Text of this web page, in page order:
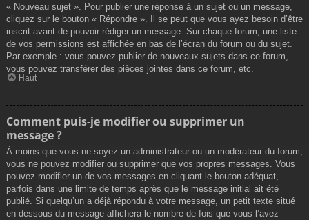
« Nouveau sujet ». Pour publier une réponse à un sujet ou un message,
cliquez sur le bouton « Répondre ». Il se peut que vous ayez besoin d’être
inscrit avant de pouvoir rédiger un message. Sur chaque forum, une liste
de vos permissions est affichée en bas de l’écran du forum ou du sujet.
Par exemple : vous pouvez publier de nouveaux sujets dans ce forum,
vous pouvez transférer des pièces jointes dans ce forum, etc.
Haut
Comment puis-je modifier ou supprimer un
message ?
À moins que vous ne soyez un administrateur ou un modérateur du forum,
vous ne pouvez modifier ou supprimer que vos propres messages. Vous
pouvez modifier un de vos messages en cliquant le bouton adéquat,
parfois dans une limite de temps après que le message initial ait été
publié. Si quelqu’un a déjà répondu à votre message, un petit texte situé
en dessous du message affichera le nombre de fois que vous l’avez